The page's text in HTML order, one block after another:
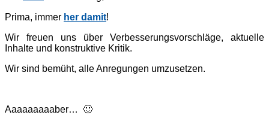
Prima, immer her damit!
Wir freuen uns über Verbesserungsvorschläge, aktuelle
Inhalte und konstruktive Kritik.
Wir sind bemüht, alle Anregungen umzusetzen.
Aaaaaaaaaber… 🙂